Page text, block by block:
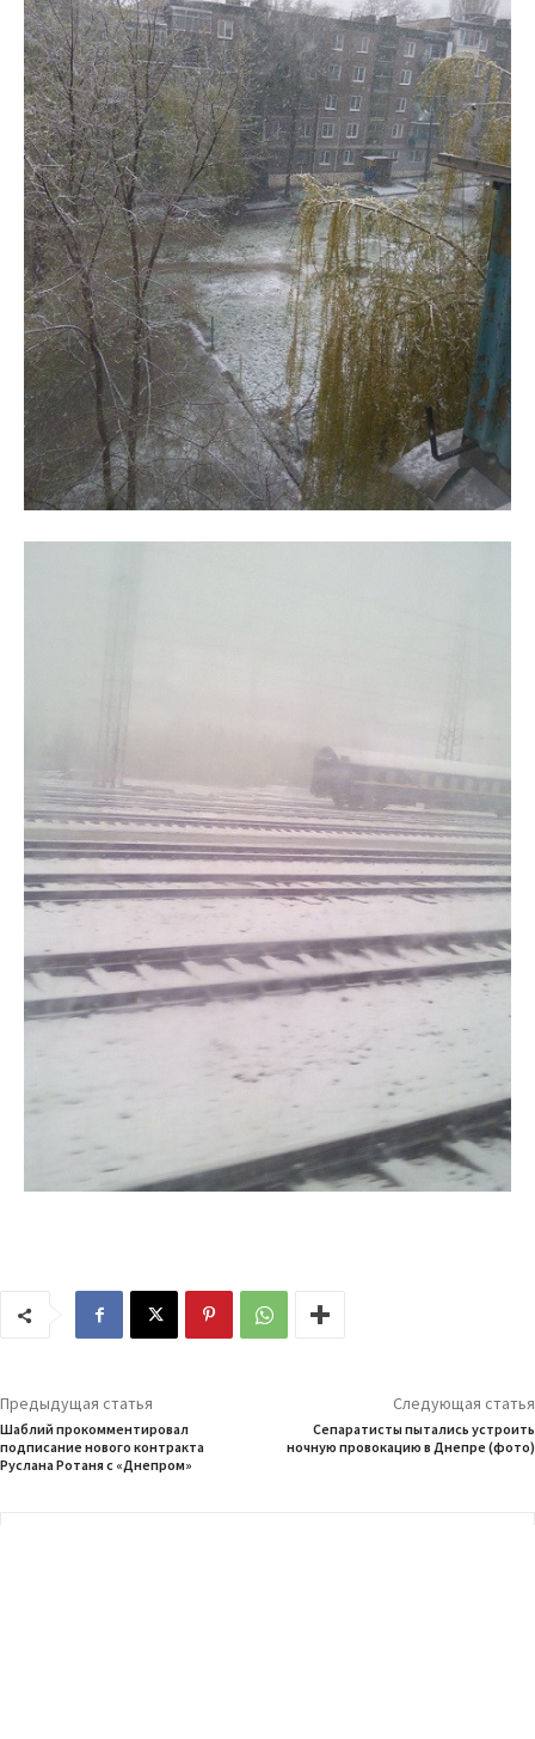
Предыдущая статья
Шаблий прокомментировал
подписание нового контракта
Руслана Ротаня с «Днепром»
Следующая статья
Сепаратисты пытались устроить
ночную провокацию в Днепре (фото)